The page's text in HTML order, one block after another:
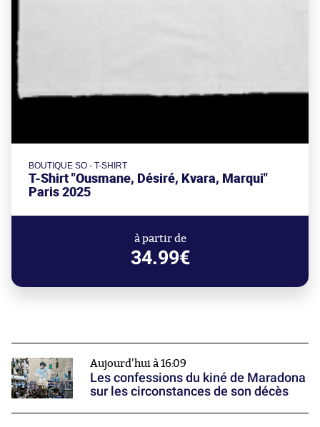
BOUTIQUE SO - T-SHIRT
T-Shirt "Ousmane, Désiré, Kvara, Marqui"
Paris 2025
à partir de
34.99€
Aujourd'hui à 16:09
Les confessions du kiné de Maradona
sur les circonstances de son décès